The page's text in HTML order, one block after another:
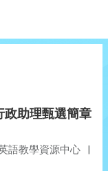
政助理甄選簡章
語教學資源中心 |